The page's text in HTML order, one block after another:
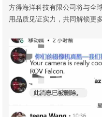
方得海洋科技有限公司将与全
用品质见证实力，共同解锁更